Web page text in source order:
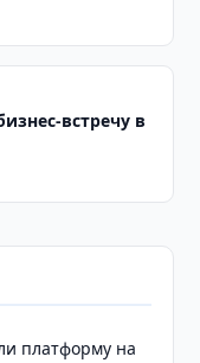
встречу в
платформу на